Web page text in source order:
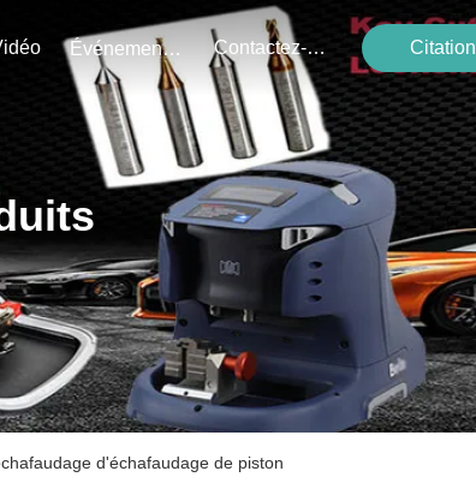
Événements Contactez-Nous Citation
d'échafaudage de piston